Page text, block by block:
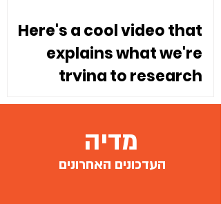
Here's a cool video that
explains what we're
trying to research
העדכונים האחרונים
מדיה